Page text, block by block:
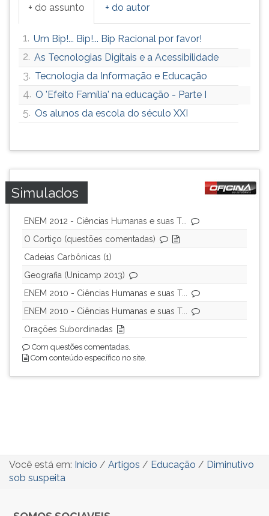
+ do assunto + do autor
1. Um Bip!... Bip!... Bip Racional por favor!
2. As Tecnologias Digitais e a Acessibilidade
3. Tecnologia da Informação e Educação
4. O 'Efeito Família' na educação - Parte I
5. Os alunos da escola do século XXI
Simulados
ENEM 2012 - Ciências Humanas e suas T...
O Cortiço (questões comentadas)
Cadeias Carbônicas (1)
Geografia (Unicamp 2013)
ENEM 2010 - Ciências Humanas e suas T...
ENEM 2010 - Ciências Humanas e suas T...
Orações Subordinadas
Com questões comentadas.
Com conteúdo específico no site.
Você está em: Início / Artigos / Educação / Diminutivo
sob suspeita